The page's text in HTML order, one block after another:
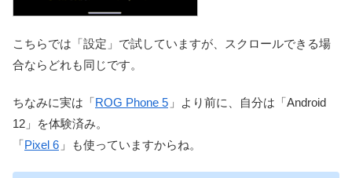
こちらでは「設定」で試していますが、スクロールできる場
合ならどれも同じです。
ちなみに実は「ROG Phone 5 」より前に、自分は「Android
12」を体験済み。
「Pixel 6 」も使っていますからね。